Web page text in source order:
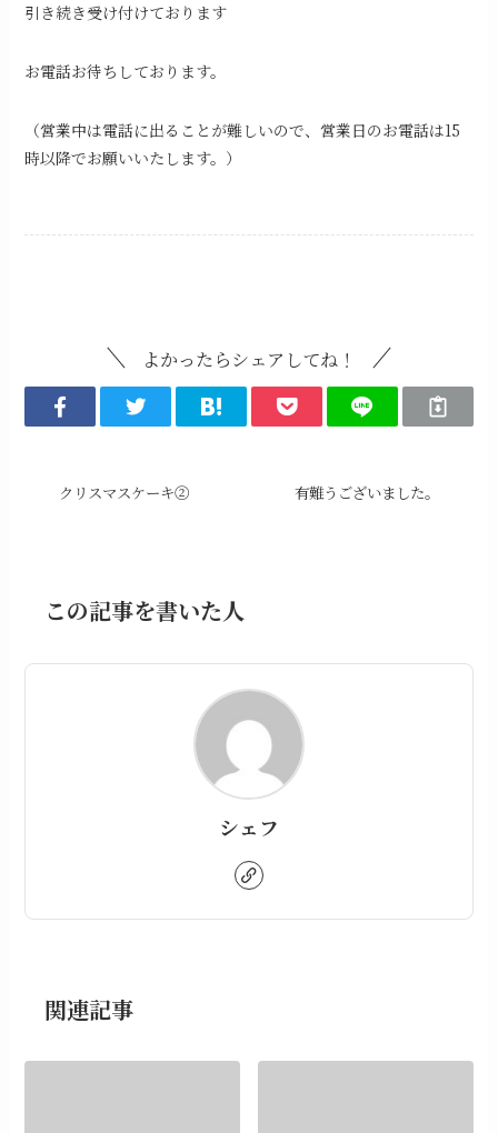
引き続き受け付けております
お電話お待ちしております。
（営業中は電話に出ることが難しいので、営業日のお電話は15
時以降でお願いいたします。）
よかったらシェアしてね！
クリスマスケーキ② 有難うございました。
この記事を書いた人
シェフ
関連記事